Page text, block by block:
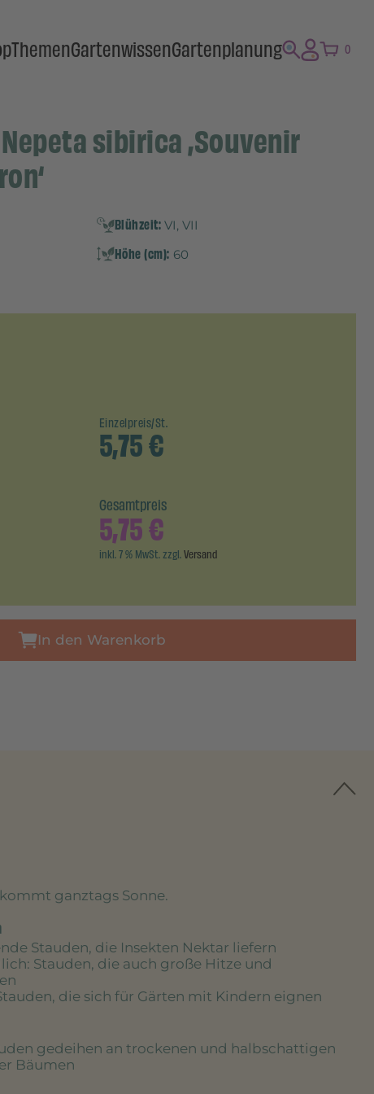
ThemenGartenwissenGartenplanung 0
sibirica ‚Souvenir
Blühzeit: VI, VII
Höhe (cm): 60
Einzelpreis/St.
5,75€
Gesamtpreis
5,75€
inkl. 7 % MwSt. zzgl.Versand
In den Warenkorb
ganztags Sonne.
Stauden, die Insekten Nektar liefern
: Stauden, die auch große Hitze und
die sich für Gärten mit Kindern eignen
gedeihen an trockenen und halbschattigen
Bäumen